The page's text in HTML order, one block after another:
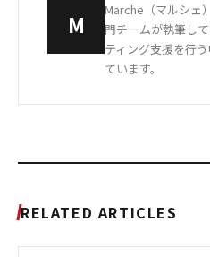
M
Marche（マルシェ
門チームが執筆し
ティング支援を行
ています。
RELATED ARTICLES